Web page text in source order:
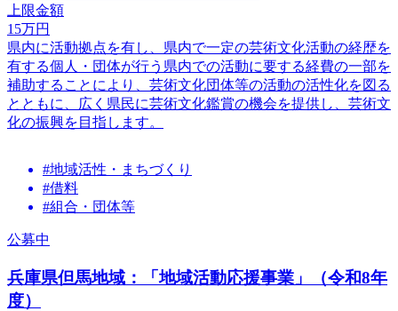
上限金額
15万円
県内に活動拠点を有し、県内で一定の芸術文化活動の経歴を
有する個人・団体が行う県内での活動に要する経費の一部を
補助することにより、芸術文化団体等の活動の活性化を図る
とともに、広く県民に芸術文化鑑賞の機会を提供し、芸術文
化の振興を目指します。
#地域活性・まちづくり
#借料
#組合・団体等
公募中
兵庫県但馬地域：「地域活動応援事業」（令和8年
度）